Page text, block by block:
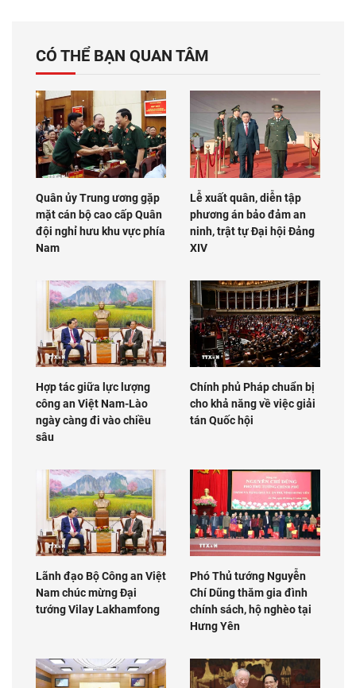
CÓ THỂ BẠN QUAN TÂM
Quân ủy Trung ương gặp
mặt cán bộ cao cấp Quân
đội nghỉ hưu khu vực phía
Nam
Lễ xuất quân, diễn tập
phương án bảo đảm an
ninh, trật tự Đại hội Đảng
XIV
Hợp tác giữa lực lượng
công an Việt Nam-Lào
ngày càng đi vào chiều
sâu
Chính phủ Pháp chuẩn bị
cho khả năng về việc giải
tán Quốc hội
Lãnh đạo Bộ Công an Việt
Nam chúc mừng Đại
tướng Vilay Lakhamfong
Phó Thủ tướng Nguyễn
Chí Dũng thăm gia đình
chính sách, hộ nghèo tại
Hưng Yên